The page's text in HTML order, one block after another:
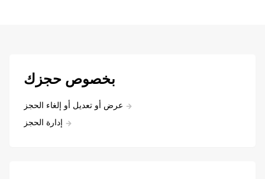
بخصوص حجزك
عرض أو تعديل أو إلغاء الحجز
إدارة الحجز